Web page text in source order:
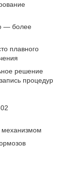
— более
плавного
решение
процедур
механизмом